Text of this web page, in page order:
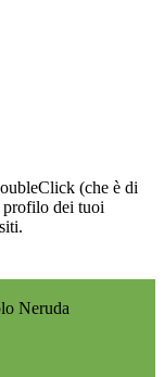
(che è di
profilo dei tuoi
Neruda